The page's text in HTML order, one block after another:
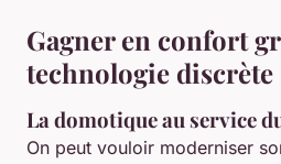
Gagner en confort
technologie discrète
La domotique au service
On peut vouloir moderniser